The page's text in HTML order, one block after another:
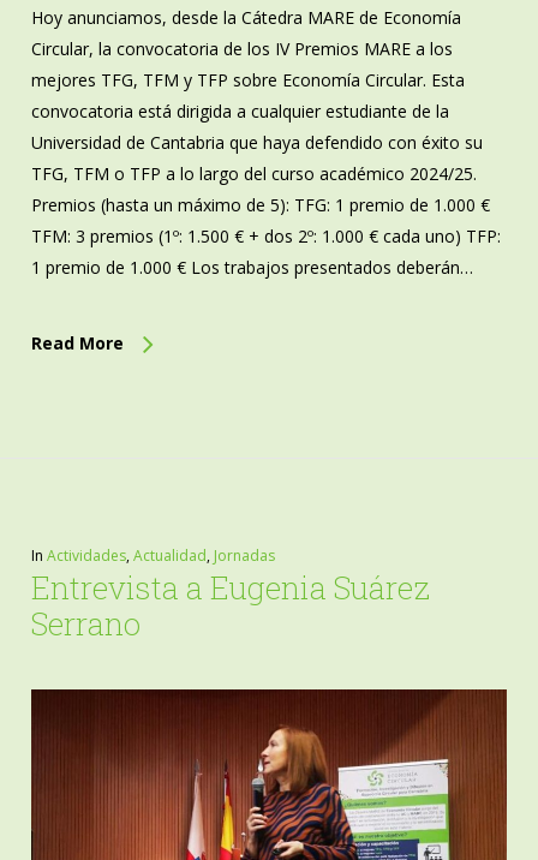
Hoy anunciamos, desde la Cátedra MARE de Economía
Circular, la convocatoria de los IV Premios MARE a los
mejores TFG, TFM y TFP sobre Economía Circular. Esta
convocatoria está dirigida a cualquier estudiante de la
Universidad de Cantabria que haya defendido con éxito su
TFG, TFM o TFP a lo largo del curso académico 2024/25.
Premios (hasta un máximo de 5): TFG: 1 premio de 1.000 €
TFM: 3 premios (1º: 1.500 € + dos 2º: 1.000 € cada uno) TFP:
1 premio de 1.000 € Los trabajos presentados deberán…
Read More
In Actividades,Actualidad, Jornadas
Entrevista a Eugenia Suárez
Serrano